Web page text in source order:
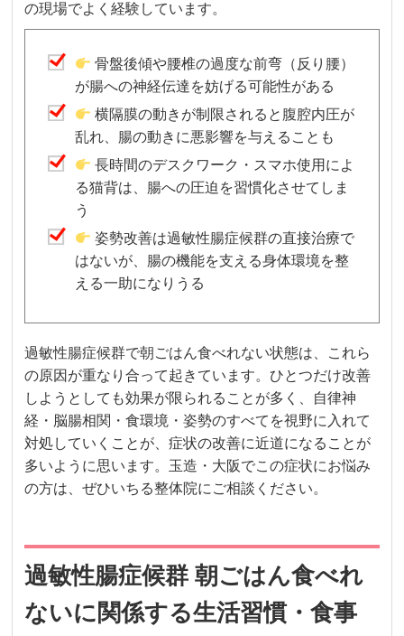
の現場でよく経験しています。
骨盤後傾や腰椎の過度な前弯（反り腰）
が腸への神経伝達を妨げる可能性がある
横隔膜の動きが制限されると腹腔内圧が
乱れ、腸の動きに悪影響を与えることも
長時間のデスクワーク・スマホ使用によ
る猫背は、腸への圧迫を習慣化させてしま
う
姿勢改善は過敏性腸症候群の直接治療で
はないが、腸の機能を支える身体環境を整
える一助になりうる
過敏性腸症候群で朝ごはん食べれない状態は、これら
の原因が重なり合って起きています。ひとつだけ改善
しようとしても効果が限られることが多く、自律神
経・脳腸相関・食環境・姿勢のすべてを視野に入れて
対処していくことが、症状の改善に近道になることが
多いように思います。玉造・大阪でこの症状にお悩み
の方は、ぜひいちる整体院にご相談ください。
過敏性腸症候群 朝ごはん食べれ
ないに関係する生活習慣・食事